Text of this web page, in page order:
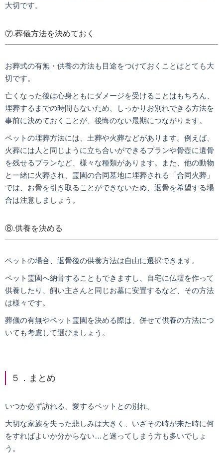
大切です。
⑦.葬儀方法を決めておく
お葬式の有無・供養の方法も目途をつけておくことはとても大
切です。
亡くなった後は心身ともにダメージを受けることはもちろん、
埋葬するまでの時間もないため、しっかりお別れできる方法を
事前に決めておくことが、後悔のない最期につながります。
ペットの埋葬方法には、土葬や火葬などがあります。例えば、
火葬には人と同じように立ち合いができるプランや骨壺に遺骨
を残せるプランなど、様々な種類があります。また、他の動物
と一緒に火葬され、霊園の合同墓地に埋葬される「合同火葬」
では、お骨を引き取ることができないため、返骨を希望する場
合は注意しましょう。
⑧.供養を決める
ペットの場合、返骨後の供養方法は自由に選択できます。
ペット霊園へ納骨することもできますし、自宅に仏壇を作って
供養したり、飼い主さんと同じお墓に安置するなど、その方法
は様々です。
葬儀の有無やペット霊園を決める際は、併せて供養の方法につ
いても考慮して選びましょう。
５．まとめ
いつか必ず訪れる、愛するペットとの別れ。
大切な家族を失った悲しみは大きく、いざその時が来た時に何
をすればよいか分からない…と迷ってしまう方も多いでしょ
う。